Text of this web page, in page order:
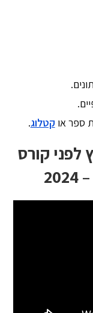
ספר או קטלוג.
לפני קורס